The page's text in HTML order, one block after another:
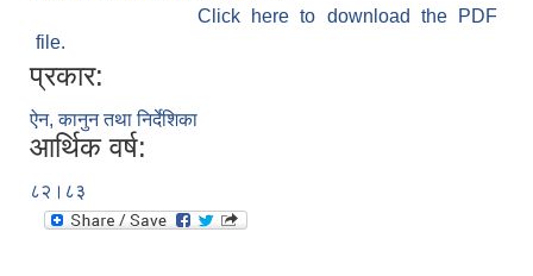
Click here to download the PDF
file.
प्रकार:
ऐन, कानुन तथा निर्देशिका
आर्थिक वर्ष:
८२।८३